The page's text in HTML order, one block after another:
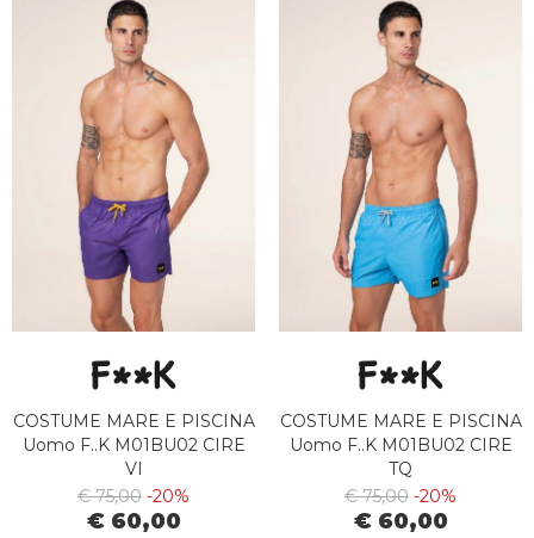
COSTUME MARE E PISCINA
Uomo F..K M01BU02 CIRE
VI
€ 75,00 -20%
€ 60,00
COSTUME MARE E PISCINA
Uomo F..K M01BU02 CIRE
TQ
€ 75,00 -20%
€ 60,00